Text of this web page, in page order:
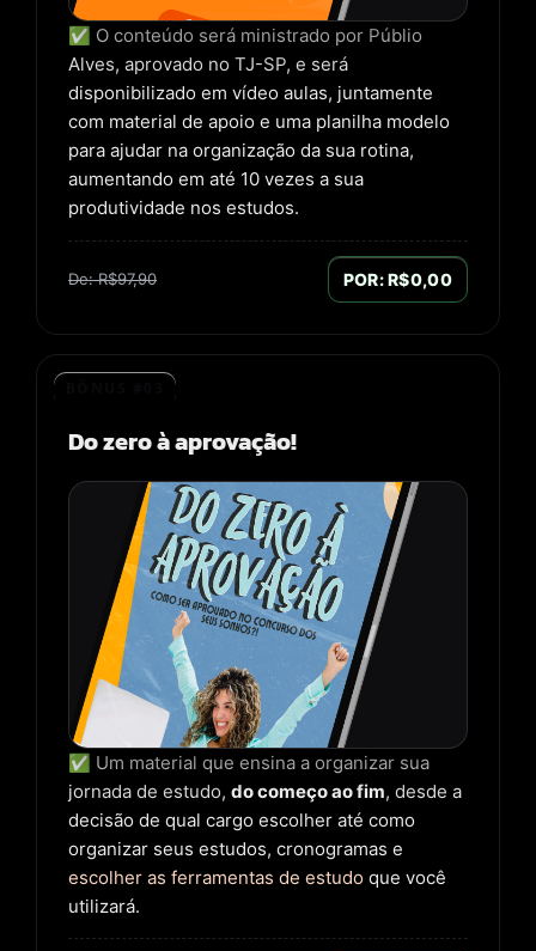
✅ O conteúdo será ministrado por Públio
Alves, aprovado no TJ-SP, e será
disponibilizado em vídeo aulas, juntamente
com material de apoio e uma planilha modelo
para ajudar na organização da sua rotina,
aumentando em até 10 vezes a sua
produtividade nos estudos.
De: R$97,90 POR: R$0,00
Do zero à aprovação!
✅ Um material que ensina a organizar sua
jornada de estudo, do começo ao fim, desde a
decisão de qual cargo escolher até como
organizar seus estudos, cronogramas e
escolher as ferramentas de estudo que você
utilizará.